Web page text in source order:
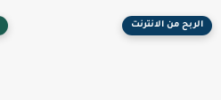
الربح من الانترنت